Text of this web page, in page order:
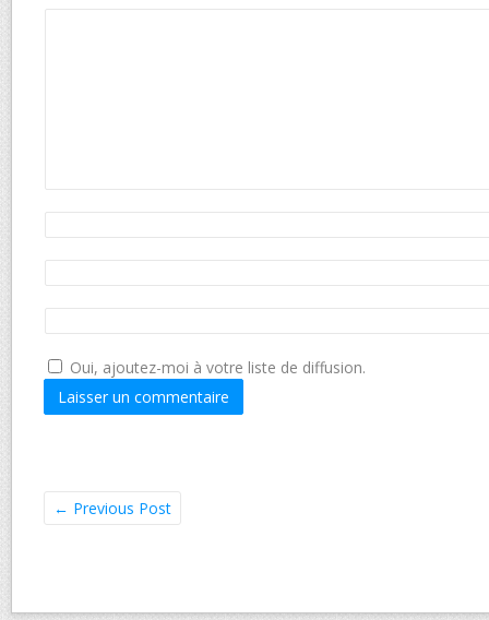
Oui, ajoutez-moi à votre liste de diffusion.
← Previous Post